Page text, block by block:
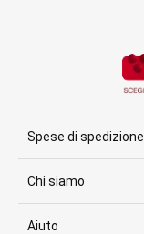
Spese di spedizione
Chi siamo
Aiuto